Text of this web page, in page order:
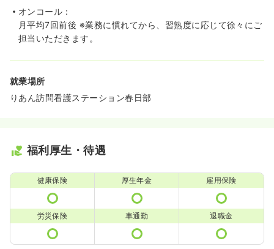
オンコール：
月平均7回前後 ※業務に慣れてから、習熟度に応じて徐々にご
担当いただきます。
就業場所
りあん訪問看護ステーション春日部
福利厚生・待遇
健康保険 厚生年金 雇用保険
労災保険 車通勤 退職金